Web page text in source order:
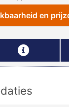
en